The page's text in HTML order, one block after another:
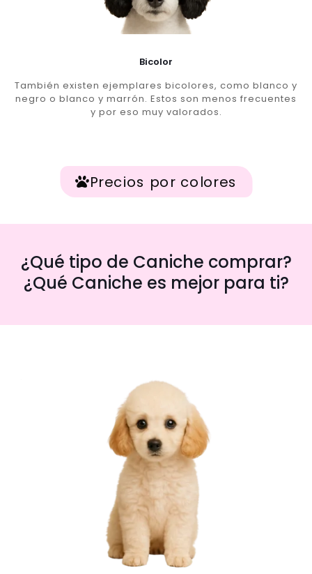
Bicolor
También existen ejemplares bicolores, como blanco y
negro o blanco y marrón. Estos son menos frecuentes
y por eso muy valorados.
Precios por colores
¿Qué tipo de Caniche comprar?
¿Qué Caniche es mejor para ti?